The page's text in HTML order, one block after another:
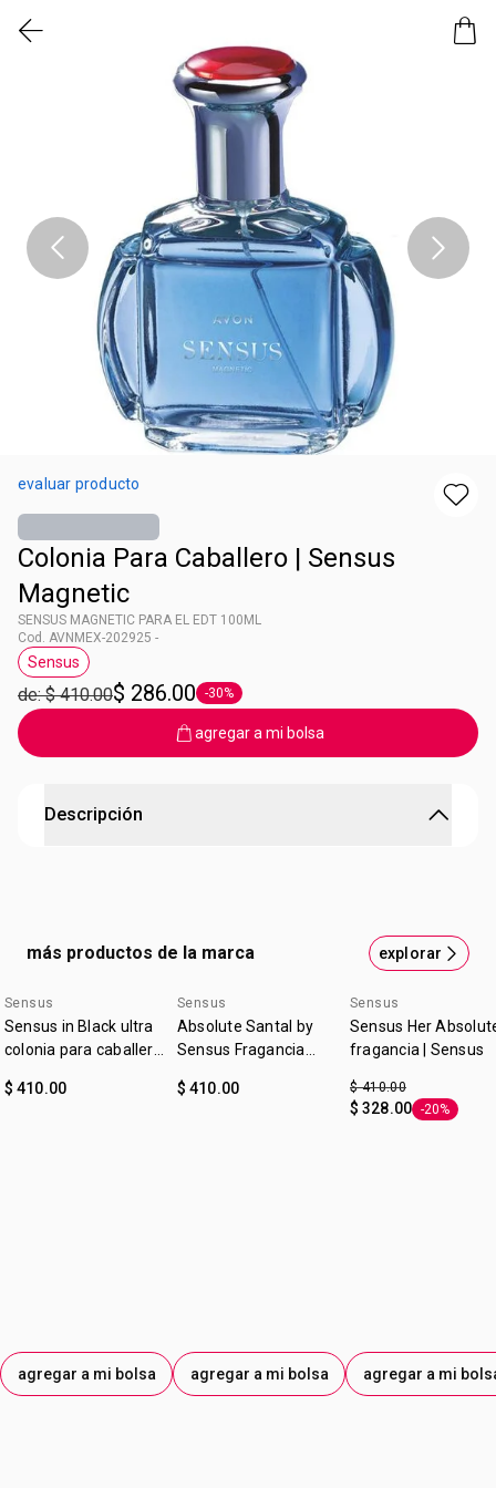
evaluar producto
Colonia Para Caballero | Sensus
Magnetic
SENSUS MAGNETIC PARA EL EDT 100ML
Cod. AVNMEX-202925 -
Etiqueta Sensus
Sensus
de: $ 410.00$ 286.00 Etiqueta -30%
-30%
agregar a mi bolsa
Descripción
más productos de la marca explorar
Sensus
Sensus in Black ultra
colonia para caballero
Sensus
$ 410.00
agregar a mi bolsa
Sensus
Absolute Santal by
Sensus Fragancia
$ 410.00
agregar a mi bolsa
Sensus
Sensus Her
fragancia | Sensus
$ 410.00
$ 328.00 Etiqueta -
-20%
agregar a mi